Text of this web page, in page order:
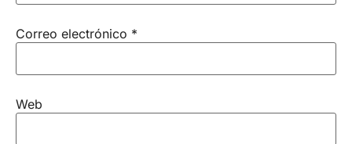
Correo electrónico *
Web